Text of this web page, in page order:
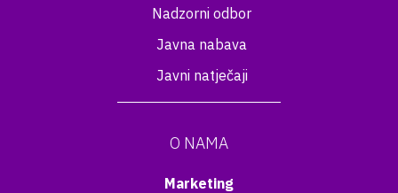
Nadzorni odbor
Javna nabava
Javni natječaji
O NAMA
Marketing